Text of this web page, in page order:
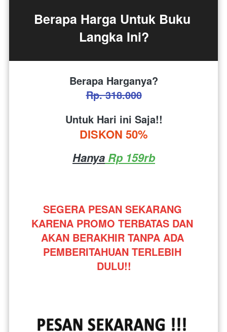
Berapa Harga Untuk Buku
Langka Ini?
Berapa Harganya?
Rp. 318.000
Untuk Hari ini Saja!!
DISKON 50%
Hanya Rp 159rb
SEGERA PESAN SEKARANG
KARENA PROMO TERBATAS DAN
AKAN BERAKHIR TANPA ADA
PEMBERITAHUAN TERLEBIH
DULU!!